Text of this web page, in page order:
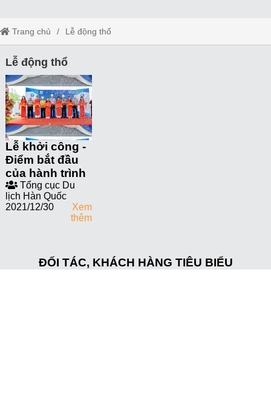
Trang chủ Lễ động thổ
Lễ động thổ
Lễ khởi công -
Điểm bắt đầu
của hành trình
Tổng cục Du
lịch Hàn Quốc
2021/12/30
Xem
thêm
ĐỐI TÁC, KHÁCH HÀNG TIÊU BIỂU